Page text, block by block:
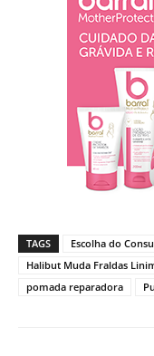
TAGS Escolha do
Halibut Muda Fraldas
pomada reparadora